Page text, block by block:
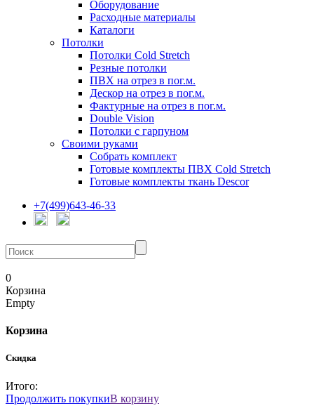
Оборудование
Расходные материалы
Каталоги
Потолки
Потолки Cold Stretch
Резные потолки
ПВХ на отрез в пог.м.
Дескор на отрез в пог.м.
Фактурные на отрез в пог.м.
Double Vision
Потолки с гарпуном
Своими руками
Собрать комплект
Готовые комплекты ПВХ Cold Stretch
Готовые комплекты ткань Descor
+7(499)643-46-33
0
Корзина
Empty
Корзина
Скидка
Итого:
Продолжить покупкиВ корзину